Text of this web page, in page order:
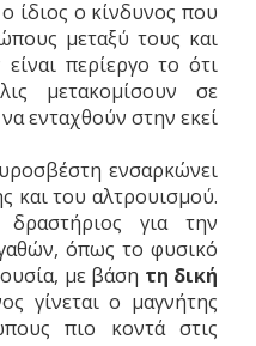
ίδιος ο κίνδυνος που
μεταξύ τους και
περίεργο το ότι
μετακομίσουν σε
ενταχθούν στην εκεί
ενσαρκώνει
και του αλτρουισμού.
για την
όπως το φυσικό
με βάση τη δική
γίνεται ο μαγνήτης
πιο κοντά στις